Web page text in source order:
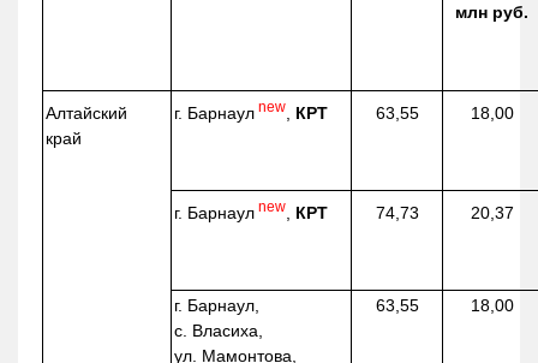
млн руб.
Алтайский
край
г. Барнаул new КРТ 63,55 18,00
г. Барнаул new КРТ 74,73 20,37
г. Барнаул,
с. Власиха,
ул. Мамонтова,
63,55 18,00